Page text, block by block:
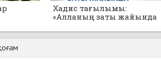
Хадис тағылымы:
«Алланың заты жайында